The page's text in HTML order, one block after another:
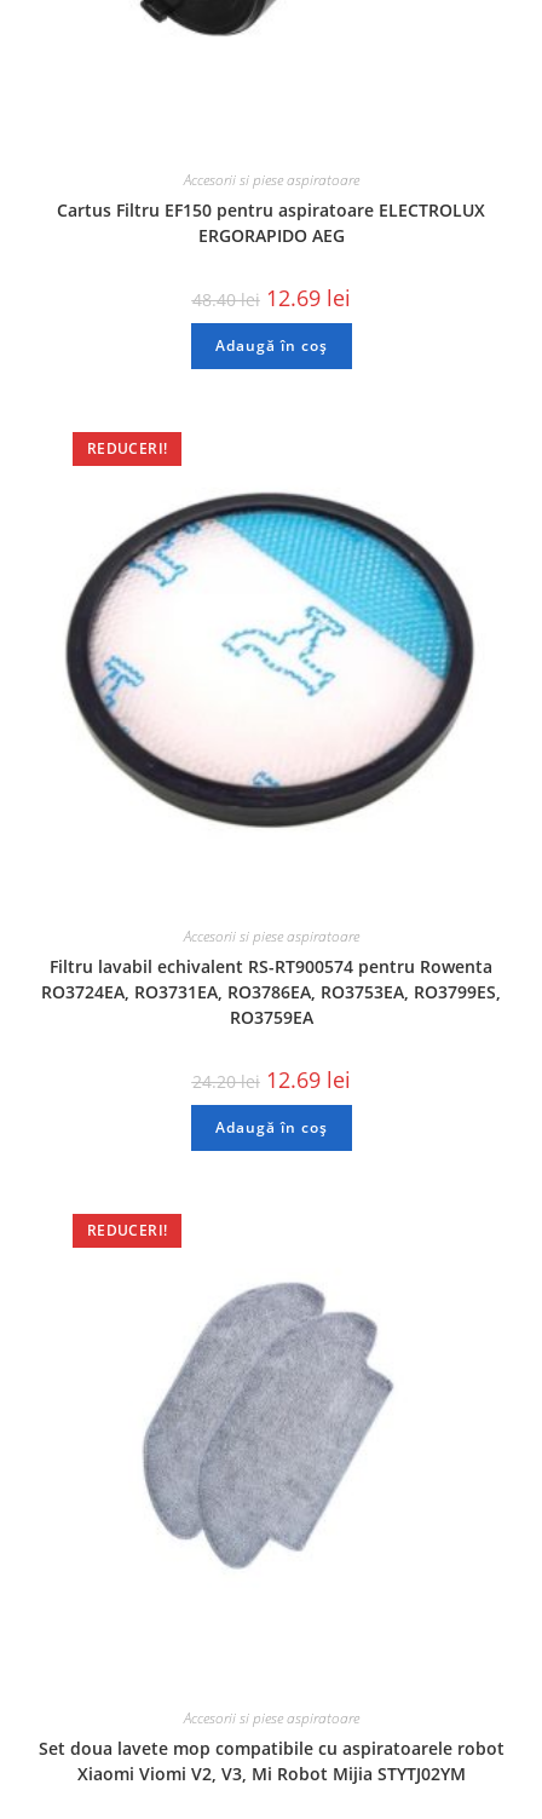
Accesorii si piese aspiratoare
Cartus Filtru EF150 pentru aspiratoare ELECTROLUX
ERGORAPIDO AEG
48.40lei 12.69 lei
Adaugă în coș
REDUCERI!
Accesorii si piese aspiratoare
Filtru lavabil echivalent RS-RT900574 pentru Rowenta
RO3724EA, RO3731EA, RO3786EA, RO3753EA, RO3799ES,
RO3759EA
24.20lei 12.69 lei
Adaugă în coș
REDUCERI!
Accesorii si piese aspiratoare
Set doua lavete mop compatibile cu aspiratoarele robot
Xiaomi Viomi V2, V3, Mi Robot Mijia STYTJ02YM